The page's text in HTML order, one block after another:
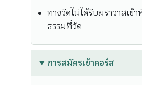
ทางวัดไม่ได้รับฆราวาสเข้
ธรรมที่วัด
การสมัครเข้าคอร์ส